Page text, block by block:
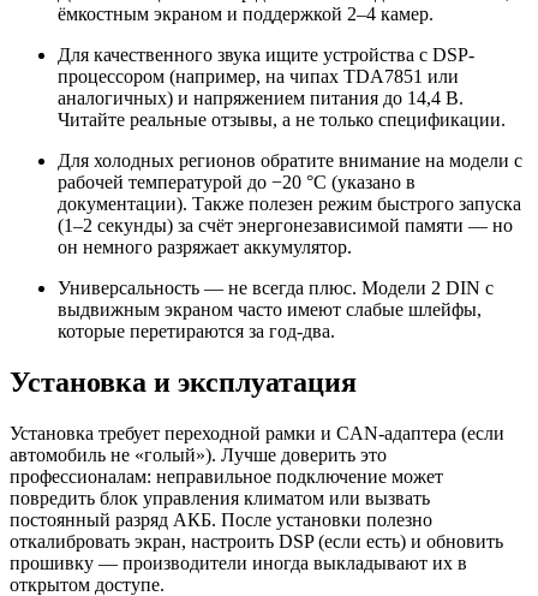
ёмкостным экраном и поддержкой 2–4 камер.
Для качественного звука ищите устройства с DSP-
процессором (например, на чипах TDA7851 или
аналогичных) и напряжением питания до 14,4 В.
Читайте реальные отзывы, а не только спецификации.
Для холодных регионов обратите внимание на модели с
рабочей температурой до −20 °C (указано в
документации). Также полезен режим быстрого запуска
(1–2 секунды) за счёт энергонезависимой памяти — но
он немного разряжает аккумулятор.
Универсальность — не всегда плюс. Модели 2 DIN с
выдвижным экраном часто имеют слабые шлейфы,
которые перетираются за год-два.
Установка и эксплуатация
Установка требует переходной рамки и CAN-адаптера (если
автомобиль не «голый»). Лучше доверить это
профессионалам: неправильное подключение может
повредить блок управления климатом или вызвать
постоянный разряд АКБ. После установки полезно
откалибровать экран, настроить DSP (если есть) и обновить
прошивку — производители иногда выкладывают их в
открытом доступе.